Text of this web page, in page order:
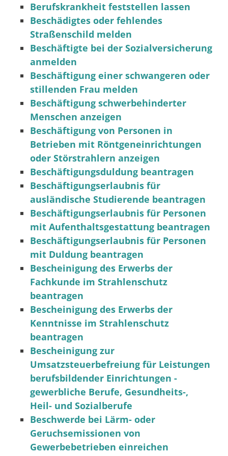
Berufskrankheit feststellen lassen
Beschädigtes oder fehlendes
Straßenschild melden
Beschäftigte bei der Sozialversicherung
anmelden
Beschäftigung einer schwangeren oder
stillenden Frau melden
Beschäftigung schwerbehinderter
Menschen anzeigen
Beschäftigung von Personen in
Betrieben mit Röntgeneinrichtungen
oder Störstrahlern anzeigen
Beschäftigungsduldung beantragen
Beschäftigungserlaubnis für
ausländische Studierende beantragen
Beschäftigungserlaubnis für Personen
mit Aufenthaltsgestattung beantragen
Beschäftigungserlaubnis für Personen
mit Duldung beantragen
Bescheinigung des Erwerbs der
Fachkunde im Strahlenschutz
beantragen
Bescheinigung des Erwerbs der
Kenntnisse im Strahlenschutz
beantragen
Bescheinigung zur
Umsatzsteuerbefreiung für Leistungen
berufsbildender Einrichtungen -
gewerbliche Berufe, Gesundheits-,
Heil- und Sozialberufe
Beschwerde bei Lärm- oder
Geruchsemissionen von
Gewerbebetrieben einreichen